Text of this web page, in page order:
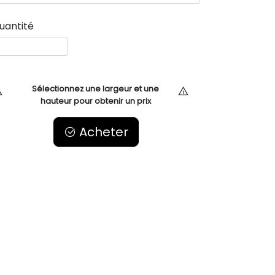
Sélectionnez une largeur et une
hauteur pour obtenir un prix
Acheter